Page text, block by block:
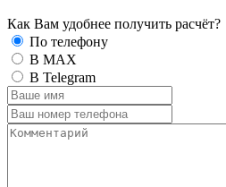
Как Вам удобнее получить расчёт?
По телефону
В MAX
В Telegram